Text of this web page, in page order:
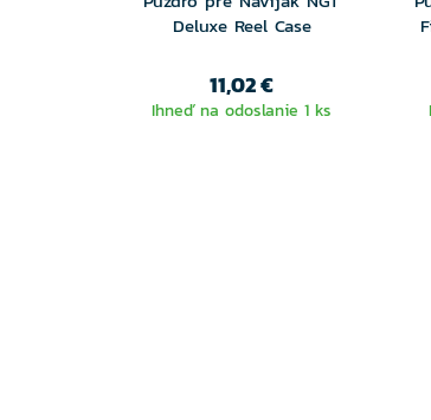
Deluxe Reel Case
11,02 €
Ihneď na odoslanie 1 ks